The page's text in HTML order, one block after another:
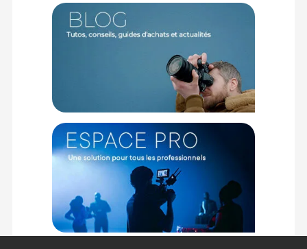
Matériaux : Cordura, e-Hypalon, TPU/maille recyclable,
Fermeture Éclair YKK Aquaguard et crochet HK.
Dimensions : 23.5 x 15 x 0,3 cm
1 x Pochette CRDBAG CRDPOUCH Organizer Bag Small Artic
White (23 X 15 cm)
Offre valable jusqu'au 08-08-2026 inclus.
Code EAN CRDBAG CRDPOUCH Organizer Bag Small Artic